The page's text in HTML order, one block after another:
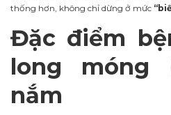
thống hơn, không chỉ dừng ở mức
Đặc điểm
long móng
nắm